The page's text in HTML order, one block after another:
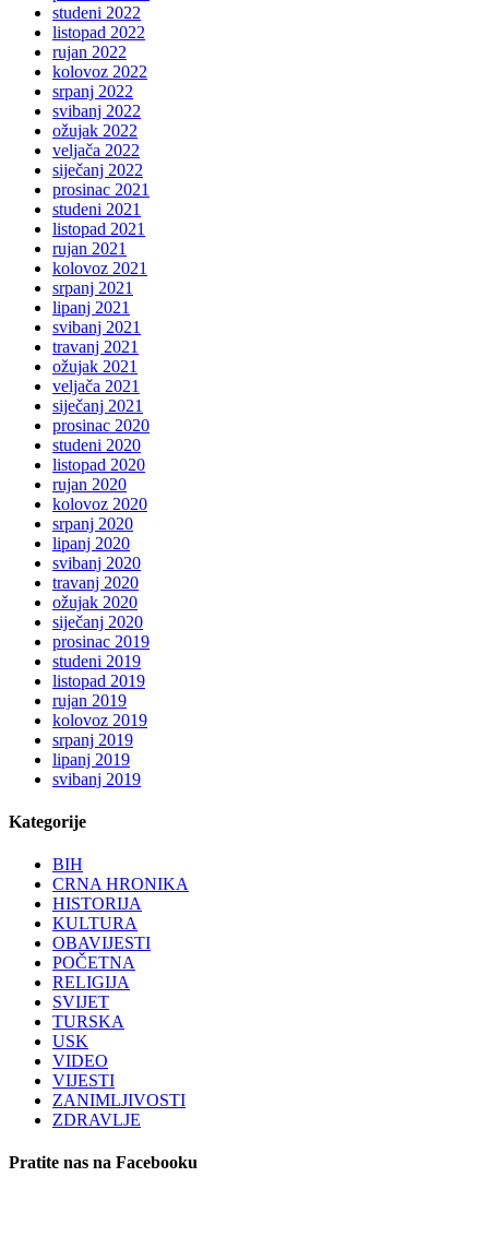
studeni 2022
listopad 2022
rujan 2022
kolovoz 2022
srpanj 2022
svibanj 2022
ožujak 2022
veljača 2022
siječanj 2022
prosinac 2021
studeni 2021
listopad 2021
rujan 2021
kolovoz 2021
srpanj 2021
lipanj 2021
svibanj 2021
travanj 2021
ožujak 2021
veljača 2021
siječanj 2021
prosinac 2020
studeni 2020
listopad 2020
rujan 2020
kolovoz 2020
srpanj 2020
lipanj 2020
svibanj 2020
travanj 2020
ožujak 2020
siječanj 2020
prosinac 2019
studeni 2019
listopad 2019
rujan 2019
kolovoz 2019
srpanj 2019
lipanj 2019
svibanj 2019
Kategorije
BIH
CRNA HRONIKA
HISTORIJA
KULTURA
OBAVIJESTI
POČETNA
RELIGIJA
SVIJET
TURSKA
USK
VIDEO
VIJESTI
ZANIMLJIVOSTI
ZDRAVLJE
Pratite nas na Facebooku